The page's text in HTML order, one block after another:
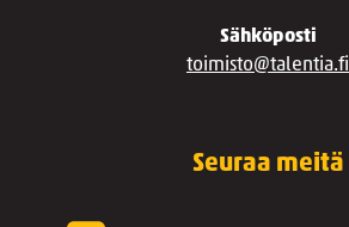
Sähköposti
toimisto@talentia.fi
Seuraa meitä